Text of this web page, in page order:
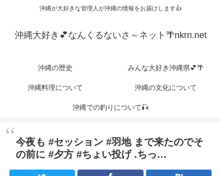
沖縄が大好きな管理人が沖縄の情報をお届けします👍
沖縄大好き💕なんくるないさ～ネット🌴nkrn.net
沖縄の歴史 みんな大好き沖縄県💕🌴
沖縄料理について 沖縄の文化について
沖縄での釣りについて🎣
今夜も #セッション #羽地 まで来たのでそ
の前に #夕方 #ちょい投げ .ちっ…